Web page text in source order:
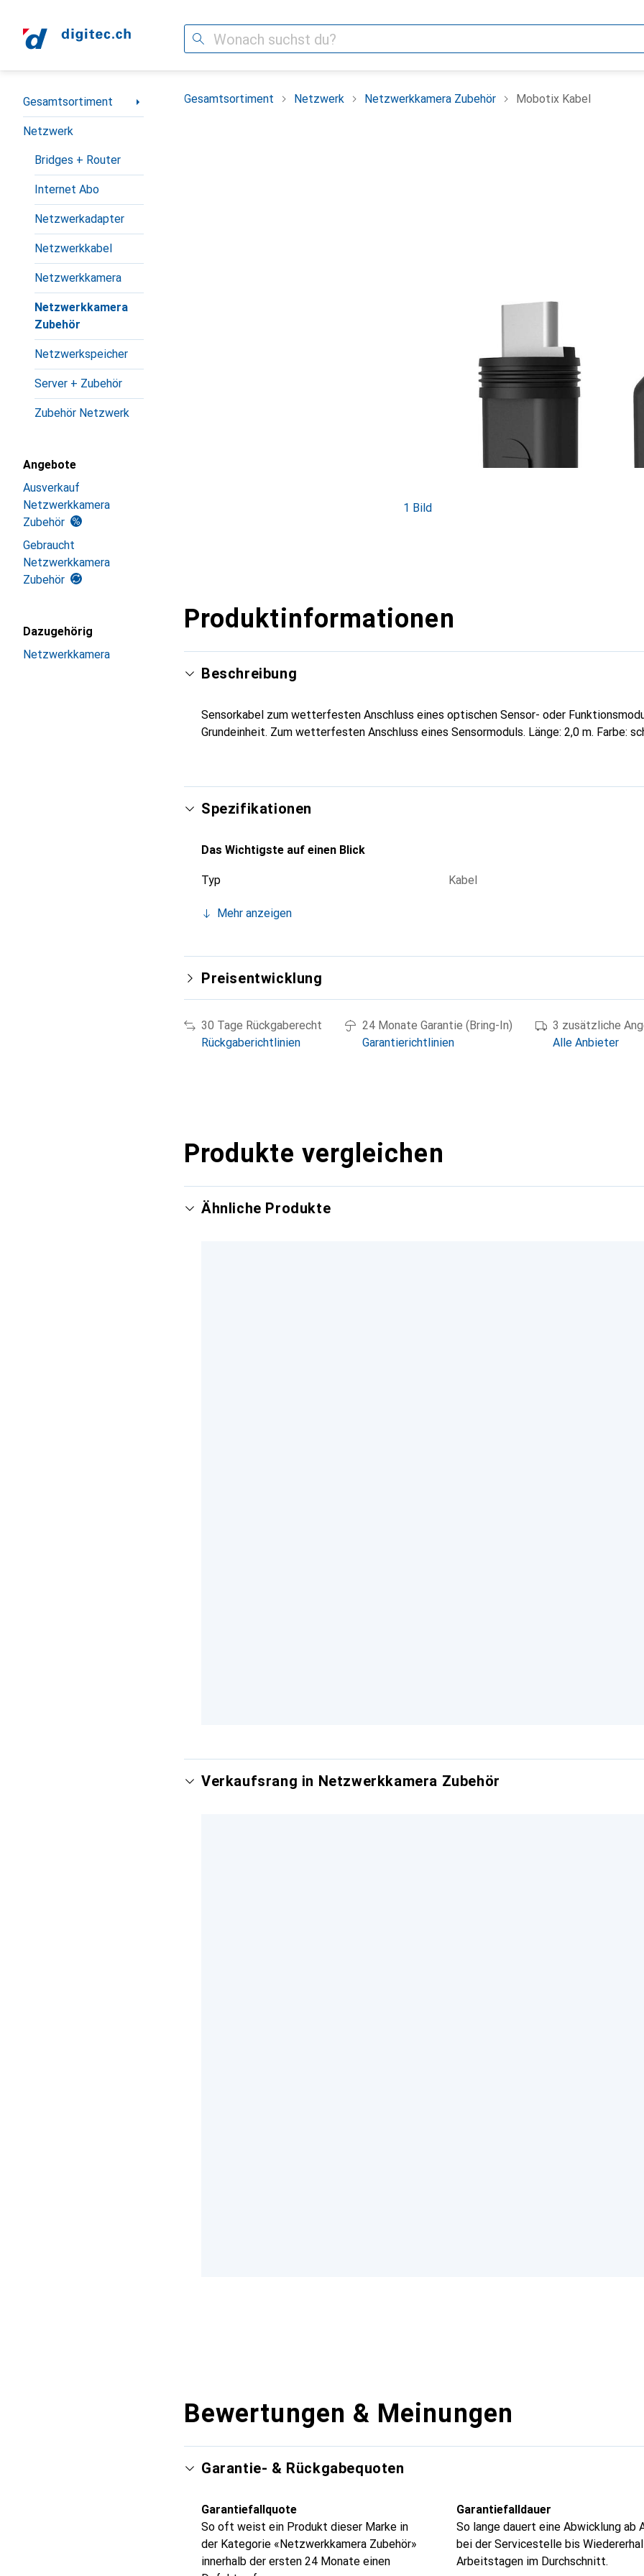
Suche
Navigation nach Kategorien
Gesamtsortiment
Netzwerk
Bridges + Router
Internet Abo
Netzwerkadapter
Netzwerkkabel
Netzwerkkamera
Netzwerkkamera
Zubehör
Netzwerkspeicher
Server + Zubehör
Zubehör Netzwerk
Angebote
Ausverkauf
Netzwerkkamera
Zubehör
Gebraucht
Netzwerkkamera
Zubehör
Dazugehörig
Netzwerkkamera
Gesamtsortiment Netzwerk Netzwerkkamera Zubehör Mobotix Kabel
1 Bild
Produktinformationen
Beschreibung
Sensorkabel zum wetterfesten Anschluss eines optischen Sensor- oder
Grundeinheit. Zum wetterfesten Anschluss eines Sensormoduls. Länge: 2,0 m. Farbe:
Spezifikationen
Das Wichtigste auf einen Blick
Typ Kabel
Mehr anzeigen
Preisentwicklung
30 Tage Rückgaberecht
Rückgaberichtlinien
24 Monate Garantie (Bring-In)
Garantierichtlinien
3 zusätzliche
Alle Anbieter
Produkte vergleichen
Ähnliche Produkte
Verkaufsrang in Netzwerkkamera Zubehör
Bewertungen & Meinungen
Garantie- & Rückgabequoten
Garantiefallquote
So oft weist ein Produkt dieser Marke in
der Kategorie «Netzwerkkamera Zubehör»
innerhalb der ersten 24 Monate einen
Garantiefalldauer
So lange dauert eine Abwicklung ab
bei der Servicestelle bis
Arbeitstagen im Durchschnitt.